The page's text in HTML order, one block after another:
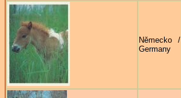
Německo /
Germany